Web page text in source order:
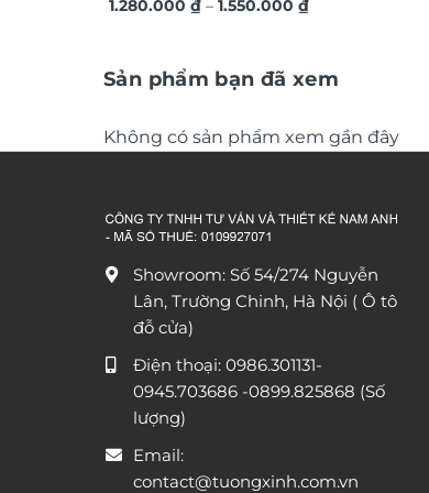
hiện đại TG4543
1.280.000₫ – 1.550.000₫Khoảng
1.550.000 ₫
Sản phẩm bạn đã xem
Không có sản phẩm xem gần đây
Showroom: Số 54/274 Nguyễn
Lân, Trường Chinh, Hà Nội ( Ô tô
đỗ cửa)
Điện thoại: 0986.301131-
0945.703686 -0899.825868 (Số
lượng)
Email:
contact@tuongxinh.com.vn